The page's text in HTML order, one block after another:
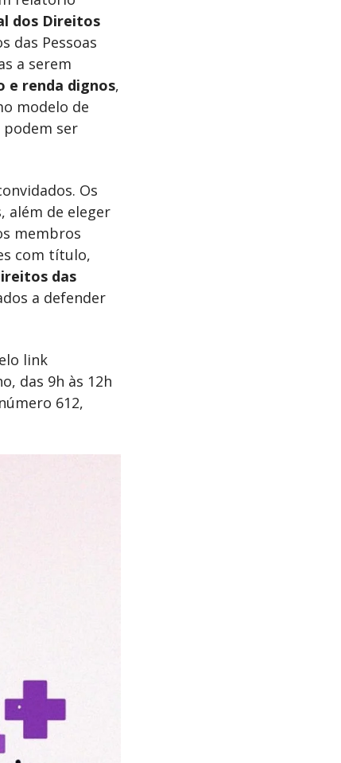
dos Direitos
das Pessoas
a serem
e renda dignos,
modelo de
podem ser
Os
além de eleger
membros
com título,
das
a defender
link
das 9h às 12h
612,